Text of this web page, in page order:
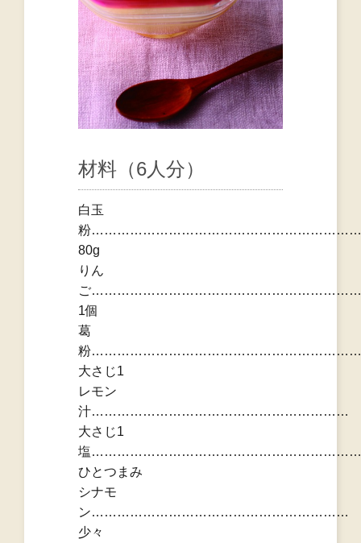
材料（6人分）
白玉
粉
80g
りん
ご
1個
葛
粉
大さじ1
レモン
汁……………………………………………………
大さじ1
塩
ひとつまみ
シナモ
ン……………………………………………………
少々